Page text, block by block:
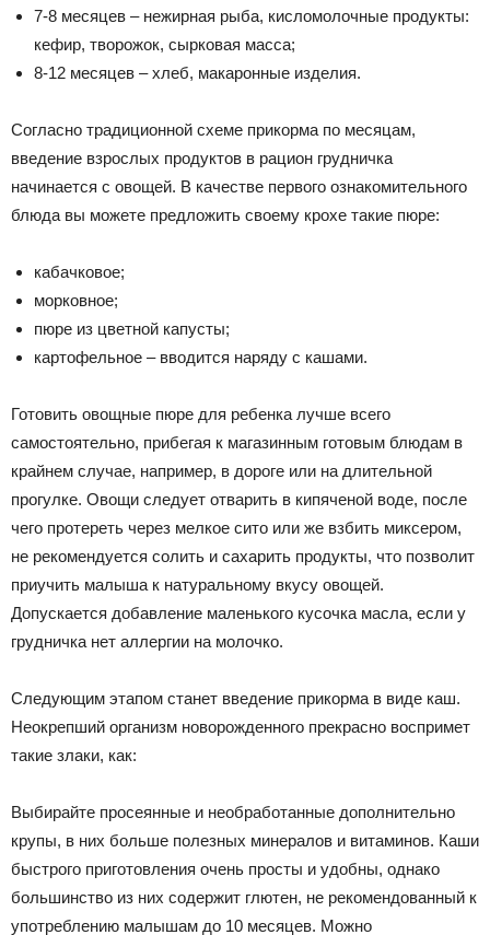
7-8 месяцев – нежирная рыба, кисломолочные продукты:
кефир, творожок, сырковая масса;
8-12 месяцев – хлеб, макаронные изделия.
Согласно традиционной схеме прикорма по месяцам,
введение взрослых продуктов в рацион грудничка
начинается с овощей. В качестве первого ознакомительного
блюда вы можете предложить своему крохе такие пюре:
кабачковое;
морковное;
пюре из цветной капусты;
картофельное – вводится наряду с кашами.
Готовить овощные пюре для ребенка лучше всего
самостоятельно, прибегая к магазинным готовым блюдам в
крайнем случае, например, в дороге или на длительной
прогулке. Овощи следует отварить в кипяченой воде, после
чего протереть через мелкое сито или же взбить миксером,
не рекомендуется солить и сахарить продукты, что позволит
приучить малыша к натуральному вкусу овощей.
Допускается добавление маленького кусочка масла, если у
грудничка нет аллергии на молочко.
Следующим этапом станет введение прикорма в виде каш.
Неокрепший организм новорожденного прекрасно воспримет
такие злаки, как:
Выбирайте просеянные и необработанные дополнительно
крупы, в них больше полезных минералов и витаминов. Каши
быстрого приготовления очень просты и удобны, однако
большинство из них содержит глютен, не рекомендованный к
употреблению малышам до 10 месяцев. Можно